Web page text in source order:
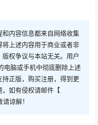
内容信息都来自网络收集
上述内容用于商业或者非
权争议与本站无关。用户
电脑或手机中彻底删除上述
正版，购买注册，得到更
如有侵权请邮件【
谅解！